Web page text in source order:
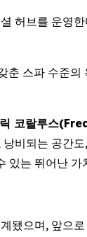
브를 운영한
춘 스파 수준
코랄루스
비되는 공간
있는 뛰어난 가
으며, 앞으